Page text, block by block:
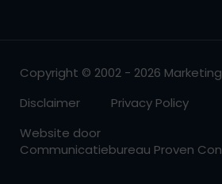
Copyright © 2002 - 2026
Disclaimer
Privacy Policy
Website door
Communicatiebureau Proven